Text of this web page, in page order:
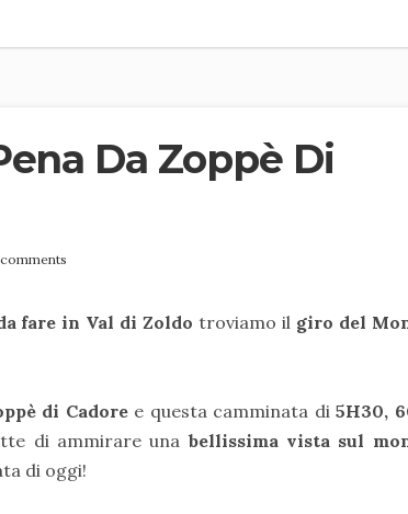
Da Zoppè Di
fare in Val di Zoldo troviamo il giro del
di Cadoree questa camminata di5H30,
di ammirare una bellissima vista sul
di oggi!